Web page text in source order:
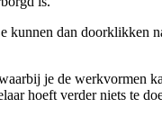
dan doorklikken
je de werkvormen
hoeft verder niets te